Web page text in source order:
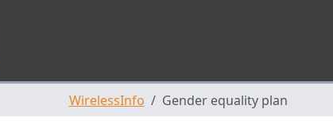
WirelessInfo Gender equality plan